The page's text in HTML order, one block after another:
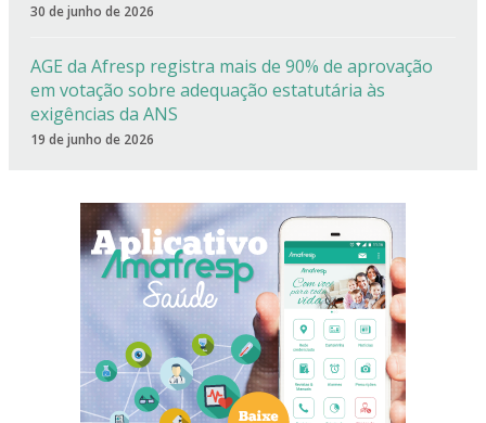
30 de junho de 2026
AGE da Afresp registra mais de 90% de aprovação
em votação sobre adequação estatutária às
exigências da ANS
19 de junho de 2026